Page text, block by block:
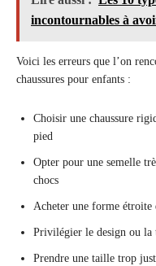
incontournables à
Voici les erreurs que l’on
chaussures pour enfants :
Choisir une chaussure
pied
Opter pour une semelle
chocs
Acheter une forme
Privilégier le design ou la
Prendre une taille trop